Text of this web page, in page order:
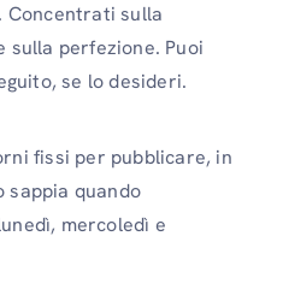
Concentrati sulla
perfezione. Puoi
se lo desideri.
fissi per pubblicare, in
sappia quando
mercoledì e